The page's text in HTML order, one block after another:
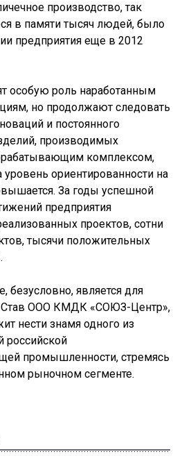
производство, так
в памяти тысяч людей, было
предприятия еще в 2012
особую роль наработанным
но продолжают следовать
и постоянного
производимых
комплексом,
ориентированности на
За годы успешной
предприятия
проектов, сотни
тысячи положительных
безусловно, является для
Став ООО КМДК «СОЮЗ-Центр»,
нести знамя одного из
российской
промышленности, стремясь
рыночном сегменте.